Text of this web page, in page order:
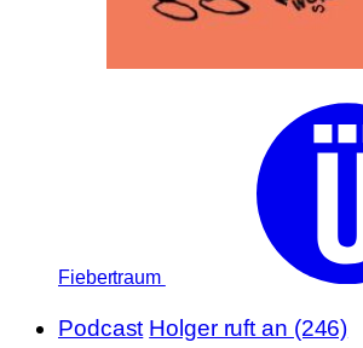
Fiebertraum
Podcast Holger ruft an (246)